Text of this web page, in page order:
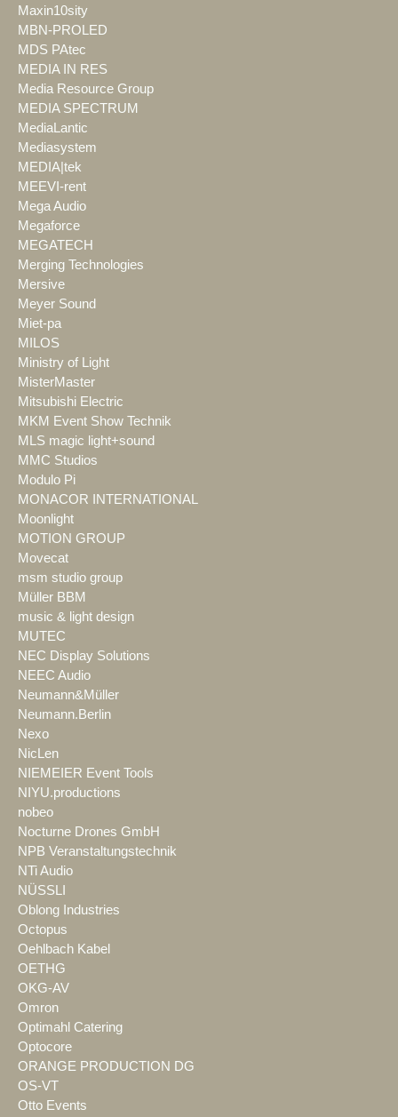
Maxin10sity
MBN-PROLED
MDS PAtec
MEDIA IN RES
Media Resource Group
MEDIA SPECTRUM
MediaLantic
Mediasystem
MEDIA|tek
MEEVI-rent
Mega Audio
Megaforce
MEGATECH
Merging Technologies
Mersive
Meyer Sound
Miet-pa
MILOS
Ministry of Light
MisterMaster
Mitsubishi Electric
MKM Event Show Technik
MLS magic light+sound
MMC Studios
Modulo Pi
MONACOR INTERNATIONAL
Moonlight
MOTION GROUP
Movecat
msm studio group
Müller BBM
music & light design
MUTEC
NEC Display Solutions
NEEC Audio
Neumann&Müller
Neumann.Berlin
Nexo
NicLen
NIEMEIER Event Tools
NIYU.productions
nobeo
Nocturne Drones GmbH
NPB Veranstaltungstechnik
NTi Audio
NÜSSLI
Oblong Industries
Octopus
Oehlbach Kabel
OETHG
OKG-AV
Omron
Optimahl Catering
Optocore
ORANGE PRODUCTION DG
OS-VT
Otto Events